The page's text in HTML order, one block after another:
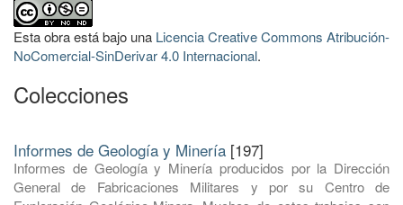
Esta obra está bajo una Licencia Creative Commons Atribución-
NoComercial-SinDerivar 4.0 Internacional.
Colecciones
Informes de Geología y Minería [197]
Informes de Geología y Minería producidos por la Dirección
General de Fabricaciones Militares y por su Centro de